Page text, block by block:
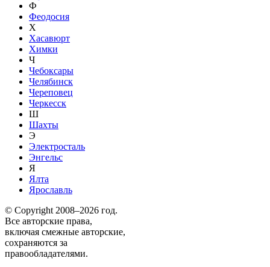
Ф
Феодосия
Х
Хасавюрт
Химки
Ч
Чебоксары
Челябинск
Череповец
Черкесск
Ш
Шахты
Э
Электросталь
Энгельс
Я
Ялта
Ярославль
© Copyright 2008–2026 год.
Все авторские права,
включая смежные авторские,
сохраняются за
правообладателями.